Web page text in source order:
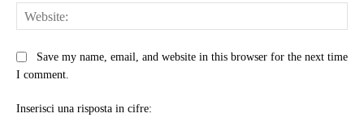
Save my name, email, and website in this browser for the next time
I comment.
Inserisci una risposta in cifre: